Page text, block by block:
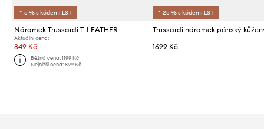
*-5 % s kódem: LST
Náramek Trussardi T-LEATHER
Aktuální cena:
849 Kč
Běžná cena:1199 Kč
Nejnižší cena:899 Kč
*-25 % s kódem: LST
Trussardi náramek pánský
1699 Kč